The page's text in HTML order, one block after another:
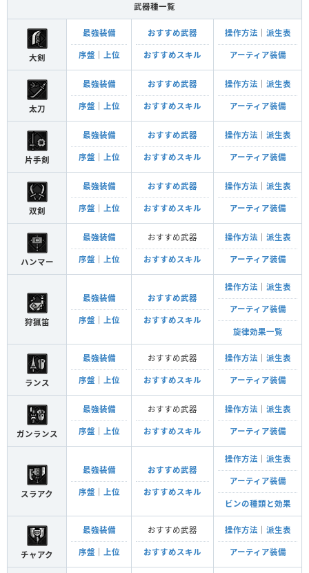
武器種一覧
大剣
最強装備
序盤 上位
おすすめ武器
おすすめスキル
操作方法 派生表
アーティア装備
太刀
最強装備
序盤 上位
おすすめ武器
おすすめスキル
操作方法 派生表
アーティア装備
片手剣
最強装備
序盤 上位
おすすめ武器
おすすめスキル
操作方法 派生表
アーティア装備
双剣
最強装備
序盤 上位
おすすめ武器
おすすめスキル
操作方法 派生表
アーティア装備
ハンマー
最強装備
序盤 上位
おすすめ武器
おすすめスキル
操作方法 派生表
アーティア装備
狩猟笛
最強装備
序盤 上位
おすすめ武器
おすすめスキル
操作方法 派生表
アーティア装備
旋律効果一覧
ランス
最強装備
序盤 上位
おすすめ武器
おすすめスキル
操作方法 派生表
アーティア装備
ガンランス
最強装備
序盤 上位
おすすめ武器
おすすめスキル
操作方法 派生表
アーティア装備
スラアク
最強装備
序盤 上位
おすすめ武器
おすすめスキル
操作方法 派生表
アーティア装備
ビンの種類と効果
チャアク
最強装備
序盤 上位
おすすめ武器
おすすめスキル
操作方法 派生表
アーティア装備